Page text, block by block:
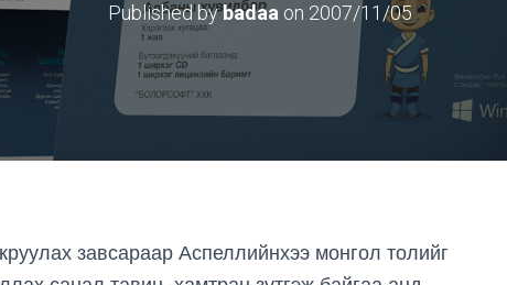
Published bybadaa on 2007/11/05
завсараар Аспеллийнхээ монгол толийг